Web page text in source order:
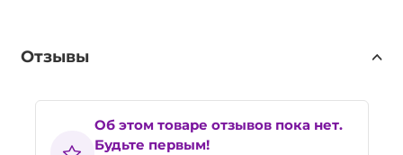
Отзывы
Об этом товаре отзывов пока нет.
Будьте первым!